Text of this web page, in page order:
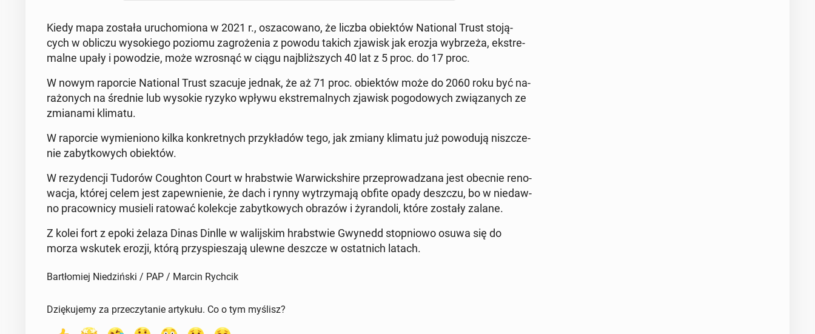
Kiedy mapa została uru­cho­mio­na w 2021 r., osza­co­wa­no, że liczba obiek­tów Na­tio­nal Trust sto­ją­
cych w obliczu wy­so­kie­go poziomu za­gro­że­nia z powodu takich zjawisk jak erozja wy­brze­ża, eks­tre­
mal­ne upały i po­wo­dzie, może wzro­snąć w ciągu naj­bliż­szych 40 lat z 5 proc. do 17 proc.
W nowym ra­por­cie Na­tio­nal Trust szacuje jednak, że aż 71 proc. obiek­tów może do 2060 roku być na­
ra­żo­nych na średnie lub wysokie ryzyko wpływu eks­tre­mal­nych zjawisk po­go­do­wych zwią­za­nych ze
zmia­na­mi klimatu.
W ra­por­cie wy­mie­nio­no kilka kon­kret­nych przy­kła­dów tego, jak zmiany klimatu już po­wo­du­ją nisz­cze­
nie za­byt­ko­wych obiek­tów.
W re­zy­den­cji Tudorów Co­ugh­ton Court w hrab­stwie War­wick­shi­re prze­pro­wa­dza­na jest obecnie re­no­
wa­cja, której celem jest za­pew­nie­nie, że dach i rynny wy­trzy­ma­ją obfite opady deszczu, bo w nie­daw­
no pra­cow­ni­cy musieli ratować ko­lek­cje za­byt­ko­wych obrazów i ży­ran­do­li, które zostały zalane.
Z kolei fort z epoki żelaza Dinas Dinlle w wa­lij­skim hrab­stwie Gwynedd stop­nio­wo osuwa się do
morza wskutek erozji, którą przy­spie­sza­ją ulewne deszcze w ostat­nich latach.
Bartłomiej Niedziński / PAP / Marcin Rychcik
Dziękujemy za przeczytanie artykułu. Co o tym myślisz?